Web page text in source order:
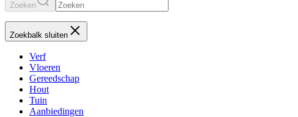
Zoeken
Zoekbalk sluiten
Verf
Vloeren
Gereedschap
Hout
Tuin
Aanbiedingen